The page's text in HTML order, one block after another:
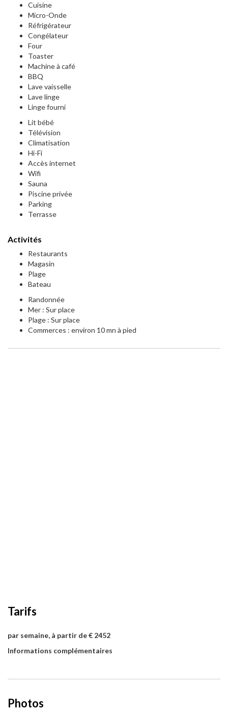
Cuisine
Micro-Onde
Réfrigérateur
Congélateur
Four
Toaster
Machine à café
BBQ
Lave vaisselle
Lave linge
Linge fourni
Lit bébé
Télévision
Climatisation
Hi-Fi
Accès internet
Wifi
Sauna
Piscine privée
Parking
Terrasse
Activités
Restaurants
Magasin
Plage
Bateau
Randonnée
Mer : Sur place
Plage : Sur place
Commerces : environ 10 mn à pied
Tarifs
par semaine, à partir de € 2452
Informations complémentaires
Photos